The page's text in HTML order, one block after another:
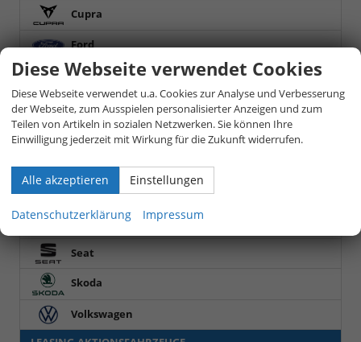
Cupra
Ford
Hyundai
i30(1)
i30 Kombi(1)
Nissan
Opel
Seat
Skoda
Volkswagen
Diese Webseite verwendet Cookies
Diese Webseite verwendet u.a. Cookies zur Analyse und Verbesserung
der Webseite, zum Ausspielen personalisierter Anzeigen und zum
Teilen von Artikeln in sozialen Netzwerken. Sie können Ihre
Einwilligung jederzeit mit Wirkung für die Zukunft widerrufen.
Alle akzeptieren Einstellungen
Datenschutzerklärung Impressum